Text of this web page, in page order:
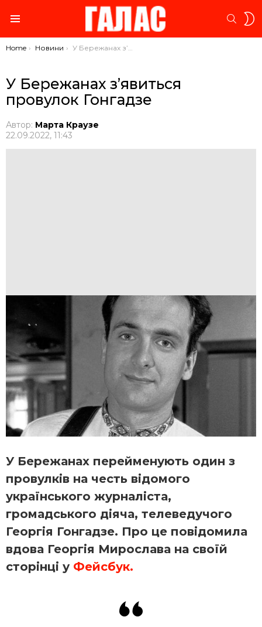
You are here:
Home Новини У Бережанах з’явиться провулок Гонгадзе
У Бережанах з’явиться
провулок Гонгадзе
Автор: Марта Краузе
22.09.2022, 11:43
У Бережанах перейменують один з
провулків на честь відомого
українського журналіста,
громадського діяча, телеведучого
Георгія Гонгадзе. Про це повідомила
вдова Георгія Мирослава на своїй
сторінці у Фейсбук.